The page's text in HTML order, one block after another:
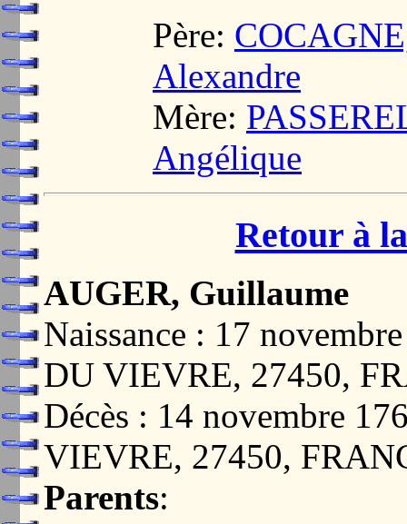
Père:
Alexandre
Mère:
Angélique
Retour à
AUGER, Guillaume
Naissance : 17
DU VIEVRE, 27450,
Décès : 14 novembre
VIEVRE, 27450,
Parents: